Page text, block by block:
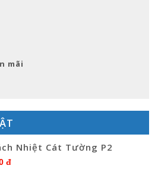
mãi
Nhiệt Cát Tường P2
đ